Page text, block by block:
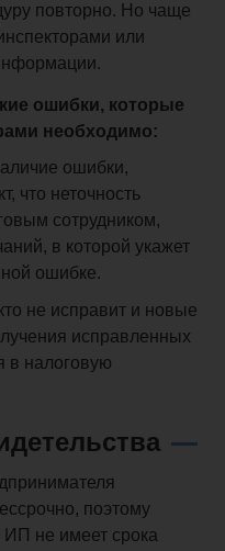
повторно. Но чаще
или
ошибки, которые
необходимо:
ошибки,
что неточность
сотрудником,
в которой укажет
ошибке.
не исправит и новые
исправленных
в налоговую
поэтому
ИП не имеет срока